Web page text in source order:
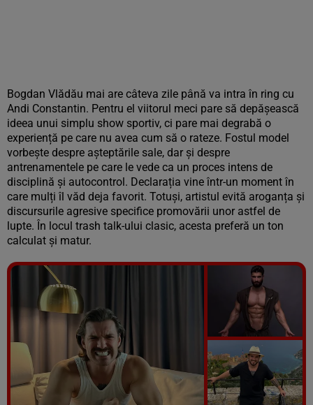
Bogdan Vlădău mai are câteva zile până va intra în ring cu
Andi Constantin. Pentru el viitorul meci pare să depășească
ideea unui simplu show sportiv, ci pare mai degrabă o
experiență pe care nu avea cum să o rateze. Fostul model
vorbește despre așteptările sale, dar și despre
antrenamentele pe care le vede ca un proces intens de
disciplină și autocontrol. Declarația vine într-un moment în
care mulți îl văd deja favorit. Totuși, artistul evită aroganța și
discursurile agresive specifice promovării unor astfel de
lupte. În locul trash talk-ului clasic, acesta preferă un ton
calculat și matur.